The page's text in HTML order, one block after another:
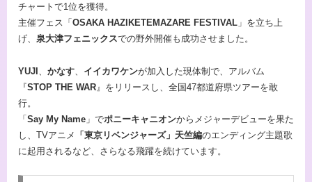
チャートで1位を獲得。
主催フェス「 OSAKA HAZIKETEMAZARE FESTIVAL 」を立ち上
げ、 泉大津フェニックスでの野外開催も成功させました。
YUJI かなす イイカワケンが加入した現体制で、アルバム
『STOP THE WAR 』をリリースし、全国47都道府県ツアーを敢
行。
「 Say My Name 」でポニーキャニオンからメジャーデビューを果た
し、TVアニメ 「東京リベンジャーズ」天竺編のエンディング主題歌
に起用されるなど、さらなる飛躍を続けています。